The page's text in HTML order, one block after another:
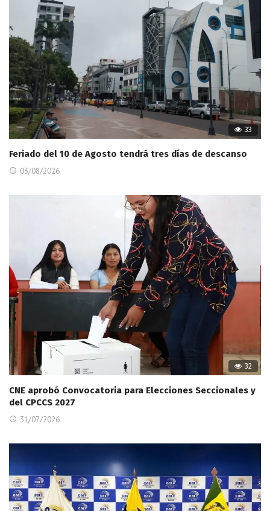
33
Feriado del 10 de Agosto tendrá tres días de descanso
03/08/2026
32
CNE aprobó Convocatoria para Elecciones Seccionales y
del CPCCS 2027
31/07/2026